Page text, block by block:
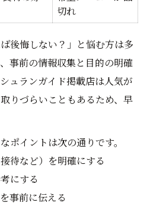
切れ
後悔しない？」と悩む方は多
事前の情報収集と目的の明確
ュランガイド掲載店は人気が
りづらいこともあるため、早
ポイントは次の通りです。
待など）を明確にする
にする
事前に伝える